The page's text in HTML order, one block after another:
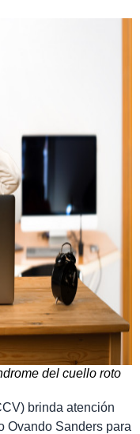
del cuello roto
brinda atención
Ovando Sanders para